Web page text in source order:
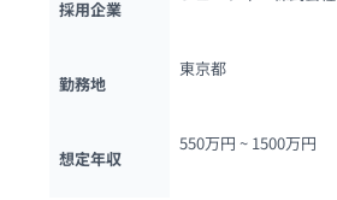
採用企業
勤務地
東京都
想定年収
550万円 ~ 1500万円